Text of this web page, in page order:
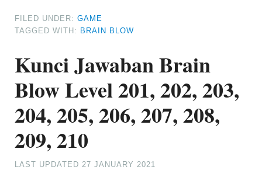
FILED UNDER:GAME
TAGGED WITH: BRAIN BLOW
Kunci Jawaban Brain
Blow Level 201, 202, 203,
204, 205, 206, 207, 208,
209, 210
LAST UPDATED27 JANUARY 2021